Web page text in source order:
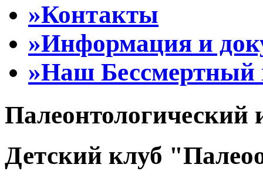
»Контакты
»Информация и
»Наш Бессмертный
Палеонтологический
Детский клуб